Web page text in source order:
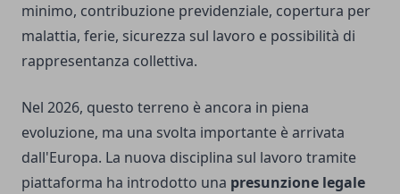
minimo, contribuzione previdenziale, copertura per
malattia, ferie, sicurezza sul lavoro e possibilità di
rappresentanza collettiva.
Nel 2026, questo terreno è ancora in piena
evoluzione, ma una svolta importante è arrivata
dall'Europa. La nuova disciplina sul lavoro tramite
piattaforma ha introdotto una presunzione legale